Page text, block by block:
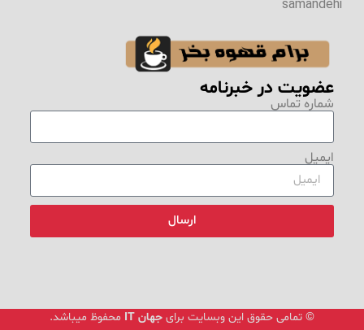
عضویت در خبرنامه
شماره تماس
ایمیل
ارسال
© تمامی حقوق این وبسایت برای جهان IT محفوظ میباشد.